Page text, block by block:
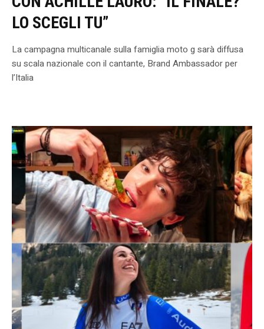
LO SCEGLI TU”
La campagna multicanale sulla famiglia moto g sarà diffusa
su scala nazionale con il cantante, Brand Ambassador per
l’Italia